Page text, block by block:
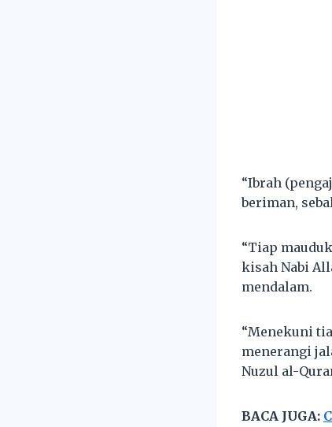
“Ibrah
beriman,
“Tiap
kisah Nabi
mendalam.
“Menekuni
menerangi
Nuzul al-
BACA JUGA: